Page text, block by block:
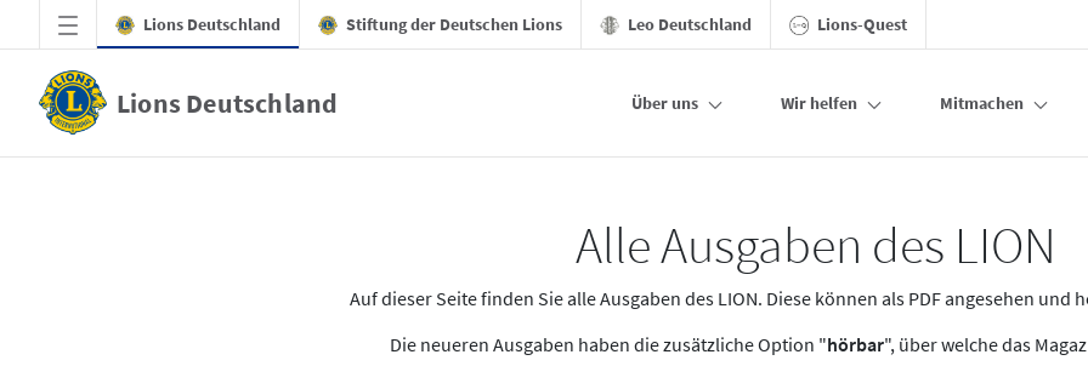
Zum Hauptinhalt springen
Lions Deutschland Stiftung der Deutschen Lions Leo Deutschland Lions-Quest
Lions Deutschland Über uns Wir helfen Mitmachen
Alle Ausgaben des LION
Auf dieser Seite finden Sie alle Ausgaben des LION. Diese können als PDF angesehen und
Die neueren Ausgaben haben die zusätzliche Option "hörbar", über welche das